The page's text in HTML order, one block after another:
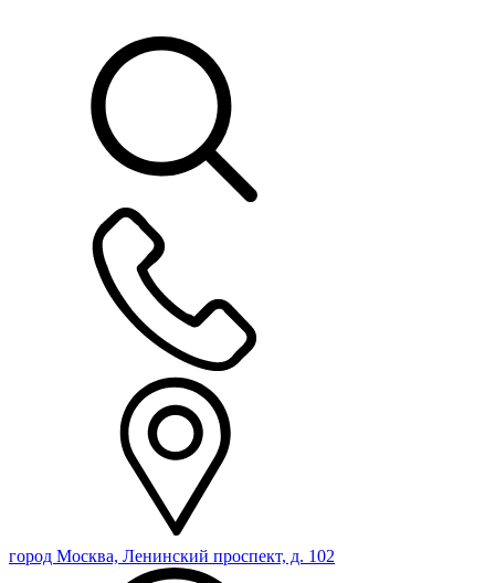
город Москва, Ленинский проспект, д. 102